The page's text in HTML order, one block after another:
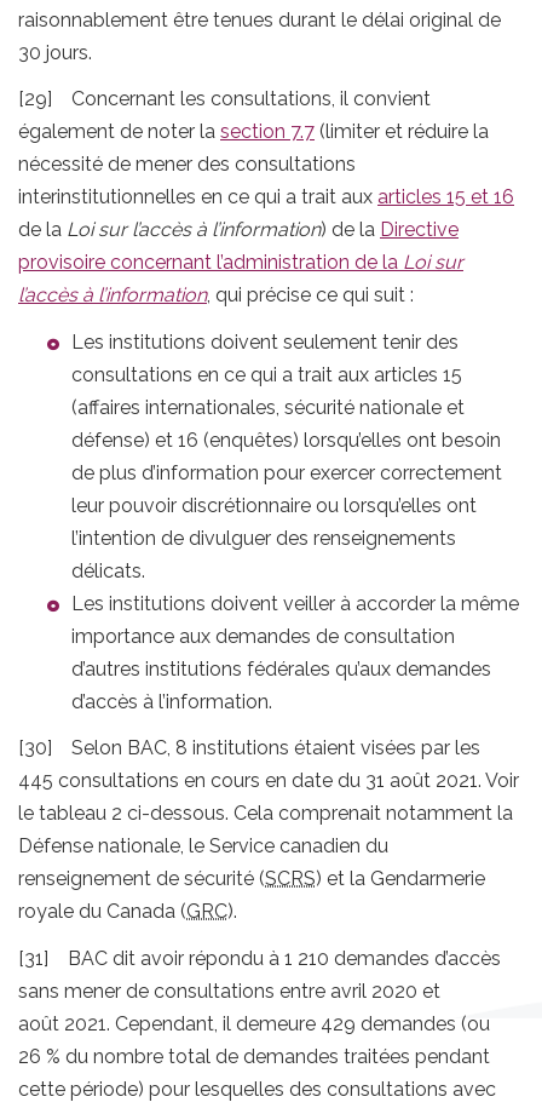
raisonnablement être tenues durant le délai original de
30 jours.
[29] Concernant les consultations, il convient
également de noter la section 7.7 (limiter et réduire la
nécessité de mener des consultations
interinstitutionnelles en ce qui a trait aux articles 15 et 16
de la Loi sur l’accès à l’information) de la Directive
provisoire concernant l’administration de la Loi sur
l’accès à l’information, qui précise ce qui suit :
Les institutions doivent seulement tenir des
consultations en ce qui a trait aux articles 15
(affaires internationales, sécurité nationale et
défense) et 16 (enquêtes) lorsqu’elles ont besoin
de plus d’information pour exercer correctement
leur pouvoir discrétionnaire ou lorsqu’elles ont
l’intention de divulguer des renseignements
délicats.
Les institutions doivent veiller à accorder la même
importance aux demandes de consultation
d’autres institutions fédérales qu’aux demandes
d’accès à l’information.
[30] Selon BAC, 8 institutions étaient visées par les
445 consultations en cours en date du 31 août 2021. Voir
le tableau 2 ci-dessous. Cela comprenait notamment la
Défense nationale, le Service canadien du
renseignement de sécurité (SCRS) et la Gendarmerie
royale du Canada (GRC).
[31] BAC dit avoir répondu à 1 210 demandes d’accès
sans mener de consultations entre avril 2020 et
août 2021. Cependant, il demeure 429 demandes (ou
26 % du nombre total de demandes traitées pendant
cette période) pour lesquelles des consultations avec